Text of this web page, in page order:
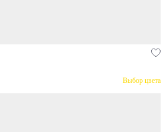
Выбор цвета